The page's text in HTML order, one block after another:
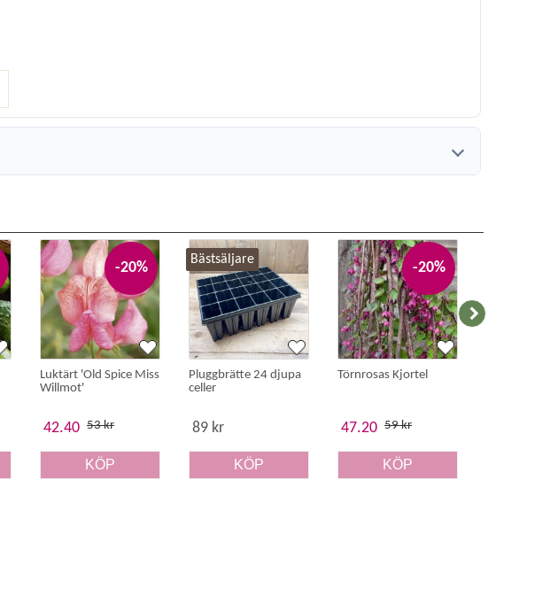
-20%
Luktärt 'Old Spice Miss
Willmot'
42.40 53 kr
KÖP
Bästsäljare
Pluggbrätte 24 djupa
celler
89 kr
KÖP
-20%
Törnrosas Kjortel
47.20 59 kr
KÖP